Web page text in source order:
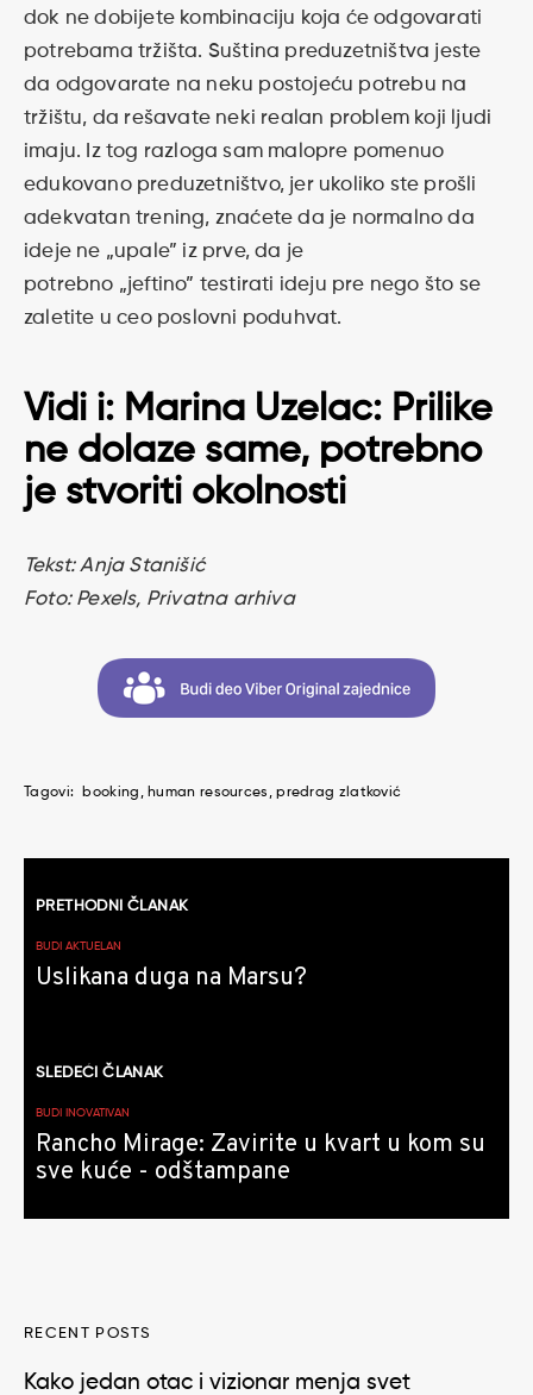
dok ne dobijete kombinaciju koja će odgovarati
potrebama tržišta. Suština preduzetništva jeste
da odgovarate na neku postojeću potrebu na
tržištu, da rešavate neki realan problem koji ljudi
imaju. Iz tog razloga sam malopre pomenuo
edukovano preduzetništvo, jer ukoliko ste prošli
adekvatan trening, znaćete da je normalno da
ideje ne „upale” iz prve, da je
potrebno „jeftino” testirati ideju pre nego što se
zaletite u ceo poslovni poduhvat.
Vidi i: Marina Uzelac: Prilike
ne dolaze same, potrebno
je stvoriti okolnosti
Tekst: Anja Stanišić
Foto: Pexels, Privatna arhiva
Tagovi: booking human resources predrag zlatković
članaka
PRETHODNI ČLANAK
BUDI AKTUELAN
Uslikana duga na Marsu?
SLEDEĆI ČLANAK
BUDI INOVATIVAN
Rancho Mirage: Zavirite u kvart u kom su
sve kuće - odštampane
RECENT POSTS
Kako jedan otac i vizionar menja svet